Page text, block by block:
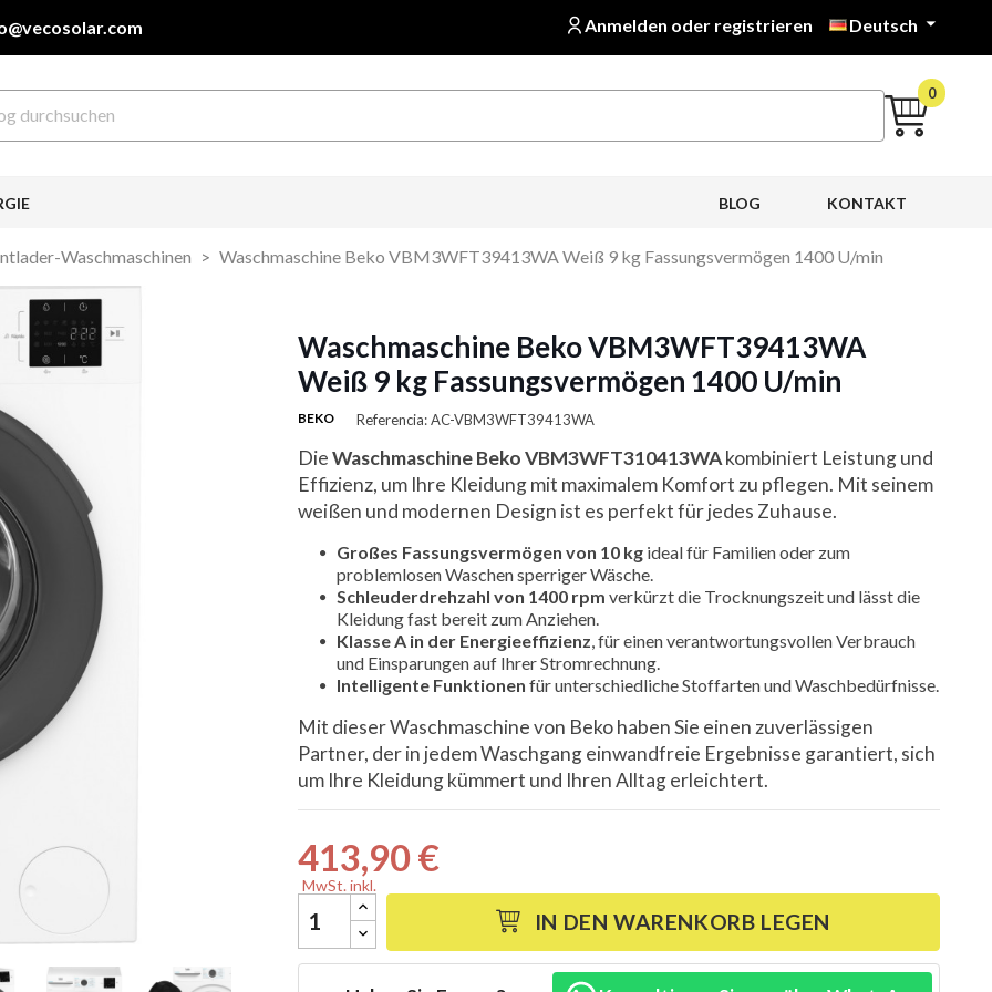
Anmelden oder registrieren Deutsch 
0
KONTAKT
BLOG
Waschmaschinen Waschmaschine Beko VBM3WFT39413WA Weiß 9 kg Fassungsvermögen 1400 U/min
Waschmaschine Beko VBM3WFT39413WA
Weiß 9 kg Fassungsvermögen 1400 U/min
BEKO Referencia: AC-VBM3WFT39413WA
DieWaschmaschine Beko VBM3WFT310413WAkombiniert Leistung und
Effizienz, um Ihre Kleidung mit maximalem Komfort zu pflegen. Mit seinem
weißen und modernen Design ist es perfekt für jedes Zuhause.
Großes Fassungsvermögen von 10 kg ideal für Familien oder zum
problemlosen Waschen sperriger Wäsche.
Schleuderdrehzahl von 1400 rpm verkürzt die Trocknungszeit und lässt die
Kleidung fast bereit zum Anziehen.
Klasse A in der Energieeffizienz , für einen verantwortungsvollen Verbrauch
und Einsparungen auf Ihrer Stromrechnung.
Intelligente Funktionen für unterschiedliche Stoffarten und Waschbedürfnisse.
Mit dieser Waschmaschine von Beko haben Sie einen zuverlässigen
Partner, der in jedem Waschgang einwandfreie Ergebnisse garantiert, sich
um Ihre Kleidung kümmert und Ihren Alltag erleichtert.
413,90 €
MwSt. inkl.
IN DEN WARENKORB LEGEN